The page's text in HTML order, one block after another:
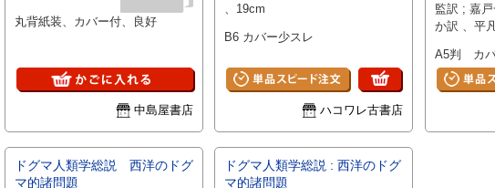
丸背紙装、カバー付、良好
中島屋書店
、19cm
B6 カバー少スレ
ハコワレ古書店
監訳 ; 嘉
か訳 、平凡社 、
22cm 、1
A5判 カ
ドグマ人類学総説 西洋のドグ
マ的諸問題
ドグマ人類学総説 : 西洋のドグ
マ的諸問題